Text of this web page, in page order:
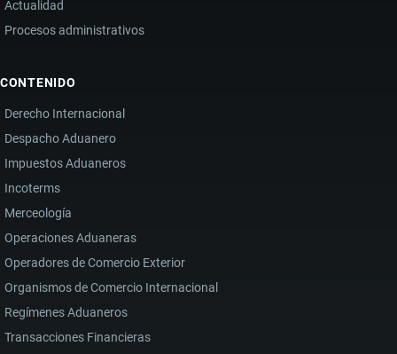
Actualidad
Procesos administrativos
CONTENIDO
Derecho Internacional
Despacho Aduanero
Impuestos Aduaneros
Incoterms
Merceología
Operaciones Aduaneras
Operadores de Comercio Exterior
Organismos de Comercio Internacional
Regímenes Aduaneros
Transacciones Financieras